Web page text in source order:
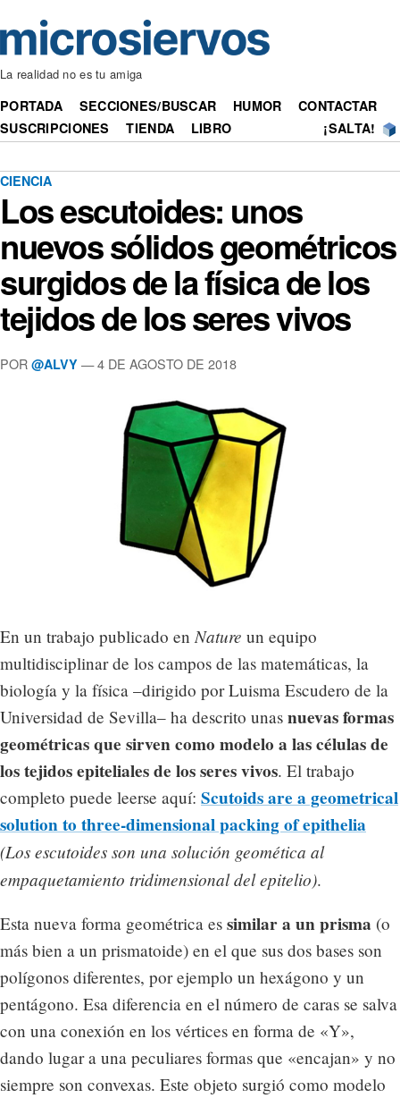
La realidad no es tu amiga
PORTADA SECCIONES/BUSCAR HUMOR
CONTACTAR
SUSCRIPCIONES
TIENDA LIBRO ¡SALTA!
CIENCIA
Los escutoides: unos
nuevos sólidos geométricos
surgidos de la física de los
tejidos de los seres vivos
POR @ALVY — 4 DE AGOSTO DE 2018
En un trabajo publicado en Nature un equipo
multidisciplinar de los campos de las matemáticas, la
biología y la física –dirigido por Luisma Escudero de la
Universidad de Sevilla– ha descrito unas nuevas formas
geométricas que sirven como modelo a las células de
los tejidos epiteliales de los seres vivos. El trabajo
completo puede leerse aquí: Scutoids are a geometrical
solution to three-dimensional packing of epithelia
(Los escutoides son una solución geomética al
empaquetamiento tridimensional del epitelio).
Esta nueva forma geométrica es similar a un prisma (o
más bien a un prismatoide) en el que sus dos bases son
polígonos diferentes, por ejemplo un hexágono y un
pentágono. Esa diferencia en el número de caras se salva
con una conexión en los vértices en forma de «Y»,
dando lugar a una peculiares formas que «encajan» y no
siempre son convexas. Este objeto surgió como modelo